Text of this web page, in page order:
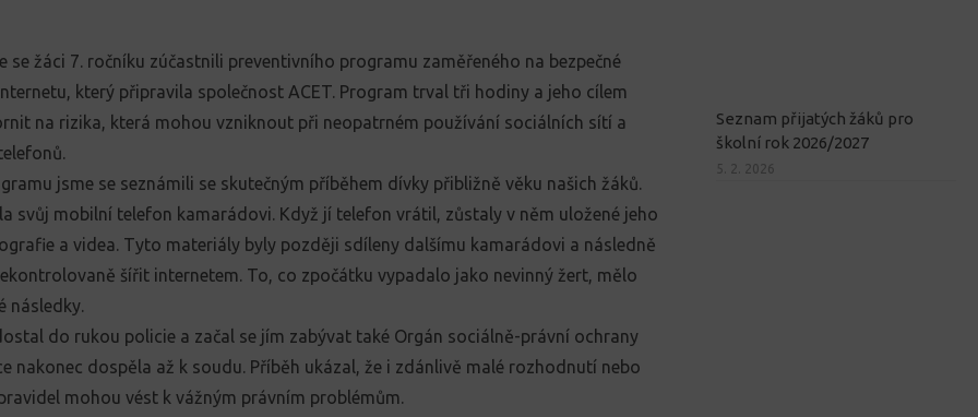
se žáci 7. ročníku zúčastnili preventivního programu zaměřeného na bezpečné
který připravila společnost ACET. Program trval tři hodiny a jeho cílem
na rizika, která mohou vzniknout při neopatrném používání sociálních sítí a
jsme se seznámili se skutečným příběhem dívky přibližně věku našich žáků.
svůj mobilní telefon kamarádovi. Když jí telefon vrátil, zůstaly v něm uložené jeho
a videa. Tyto materiály byly později sdíleny dalšímu kamarádovi a následně
šířit internetem. To, co zpočátku vypadalo jako nevinný žert, mělo
následky.
do rukou policie a začal se jím zabývat také Orgán sociálně-právní ochrany
nakonec dospěla až k soudu. Příběh ukázal, že i zdánlivě malé rozhodnutí nebo
mohou vést k vážným právním problémům.
Seznam přijatých žáků pro
školní rok 2026/2027
5. 2. 2026